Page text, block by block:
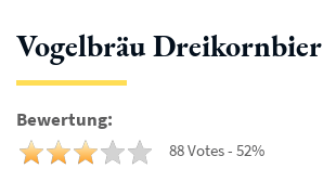
Vogelbräu Dreikornbier
Bewertung:
88 Votes - 52%